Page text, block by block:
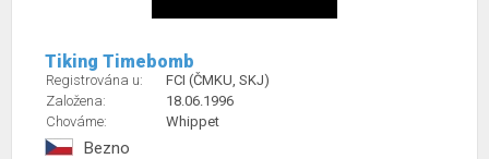
Tiking Timebomb
Registrována u:
FCI (ČMKU, SKJ)
Založena:
18.06.1996
Chováme:
Whippet
Bezno